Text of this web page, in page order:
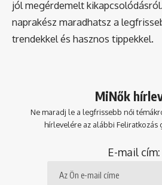
jól megérdemelt
naprakész maradhatsz a
trendekkel és hasznos tippekkel.
MiNők
Ne maradj le a legfrissebb női
hírlevelére az alábbi Feliratkozás
E-mail cím: